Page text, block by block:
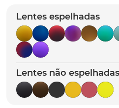
Lentes espelhadas
Lentes não espelhadas
5º chaves
6º t-shock
7º gasket
8º parafusos
9º latch